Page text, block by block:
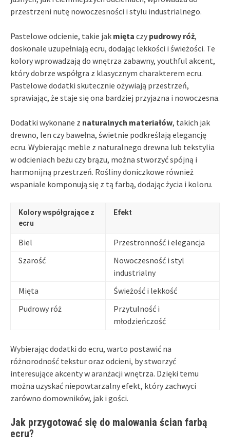
przestrzeni nutę nowoczesności i stylu industrialnego.
Pastelowe odcienie, takie jak mięta czy pudrowy róż,
doskonale uzupełniają ecru, dodając lekkości i świeżości. Te
kolory wprowadzają do wnętrza zabawny, youthful akcent,
który dobrze współgra z klasycznym charakterem ecru.
Pastelowe dodatki skutecznie ożywiają przestrzeń,
sprawiając, że staje się ona bardziej przyjazna i nowoczesna.
Dodatki wykonane z naturalnych materiałów, takich jak
drewno, len czy bawełna, świetnie podkreślają elegancję
ecru. Wybierając meble z naturalnego drewna lub tekstylia
w odcieniach beżu czy brązu, można stworzyć spójną i
harmonijną przestrzeń. Rośliny doniczkowe również
wspaniale komponują się z tą farbą, dodając życia i koloru.
Kolory współgrające z
ecru
Efekt
Biel
Przestronność i elegancja
Szarość
Nowoczesność i styl
industrialny
Mięta
Świeżość i lekkość
Pudrowy róż
Przytulność i
młodzieńczość
Wybierając dodatki do ecru, warto postawić na
różnorodność tekstur oraz odcieni, by stworzyć
interesujące akcenty w aranżacji wnętrza. Dzięki temu
można uzyskać niepowtarzalny efekt, który zachwyci
zarówno domowników, jak i gości.
Jak przygotować się do malowania ścian farbą
ecru?